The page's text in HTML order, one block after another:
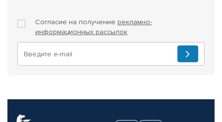
Согласие на получение рекламно-
информационных рассылок